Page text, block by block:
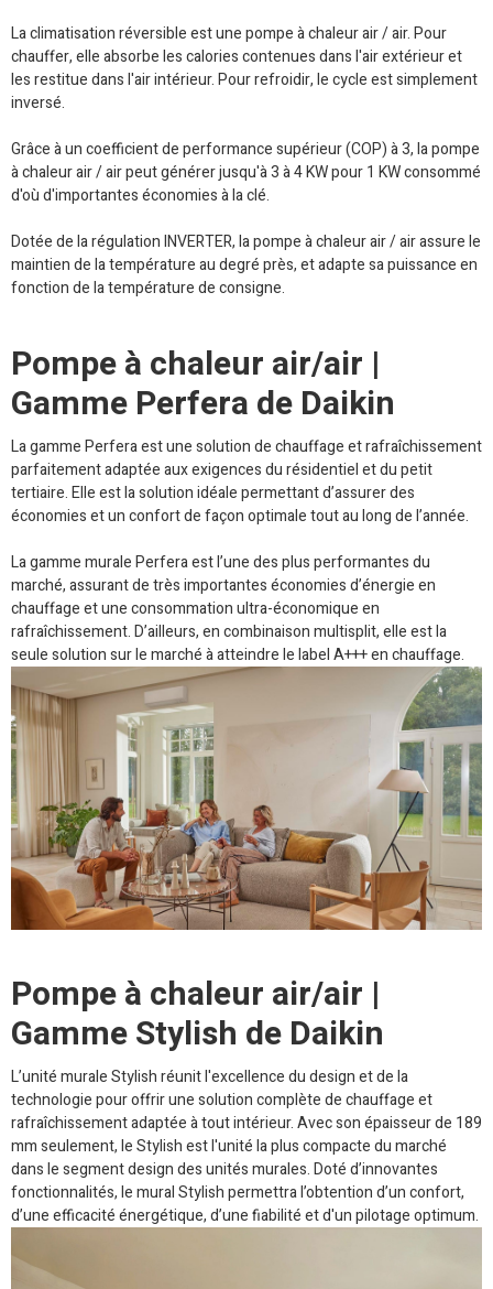
La climatisation réversible est une pompe à chaleur air / air. Pour
chauffer, elle absorbe les calories contenues dans l'air extérieur et
les restitue dans l'air intérieur. Pour refroidir, le cycle est simplement
inversé.
Grâce à un coefficient de performance supérieur (COP) à 3, la pompe
à chaleur air / air peut générer jusqu'à 3 à 4 KW pour 1 KW consommé
d'où d'importantes économies à la clé.
Dotée de la régulation INVERTER, la pompe à chaleur air / air assure le
maintien de la température au degré près, et adapte sa puissance en
fonction de la température de consigne.
Pompe à chaleur air/air |
Gamme Perfera de Daikin
La gamme Perfera est une solution de chauffage et rafraîchissement
parfaitement adaptée aux exigences du résidentiel et du petit
tertiaire. Elle est la solution idéale permettant d’assurer des
économies et un confort de façon optimale tout au long de l’année.
La gamme murale Perfera est l’une des plus performantes du
marché, assurant de très importantes économies d’énergie en
chauffage et une consommation ultra-économique en
rafraîchissement. D’ailleurs, en combinaison multisplit, elle est la
seule solution sur le marché à atteindre le label A+++ en chauffage.
Pompe à chaleur air/air |
Gamme Stylish de Daikin
L’unité murale Stylish réunit l'excellence du design et de la
technologie pour offrir une solution complète de chauffage et
rafraîchissement adaptée à tout intérieur. Avec son épaisseur de 189
mm seulement, le Stylish est l'unité la plus compacte du marché
dans le segment design des unités murales. Doté d’innovantes
fonctionnalités, le mural Stylish permettra l’obtention d’un confort,
d’une efficacité énergétique, d’une fiabilité et d'un pilotage optimum.